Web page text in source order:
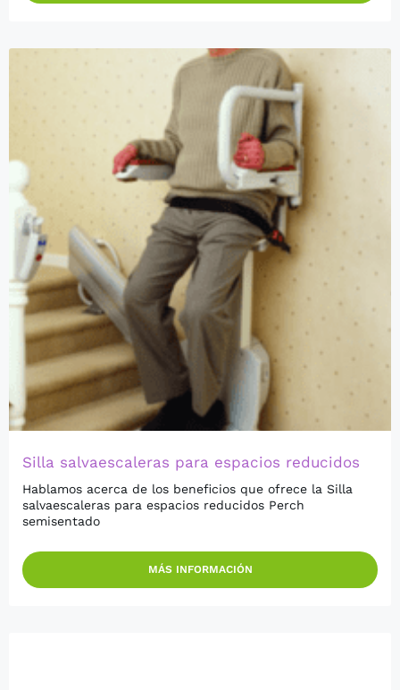
Silla salvaescaleras para espacios reducidos
Hablamos acerca de los beneficios que ofrece la Silla
salvaescaleras para espacios reducidos Perch
semisentado
MÁS INFORMACIÓN